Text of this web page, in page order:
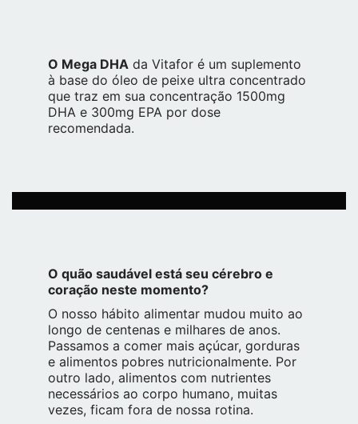
O Mega DHA da Vitafor é um suplemento
à base do óleo de peixe ultra concentrado
que traz em sua concentração 1500mg
DHA e 300mg EPA por dose
recomendada.
O quão saudável está seu cérebro e
coração neste momento?
O nosso hábito alimentar mudou muito ao
longo de centenas e milhares de anos.
Passamos a comer mais açúcar, gorduras
e alimentos pobres nutricionalmente. Por
outro lado, alimentos com nutrientes
necessários ao corpo humano, muitas
vezes, ficam fora de nossa rotina.